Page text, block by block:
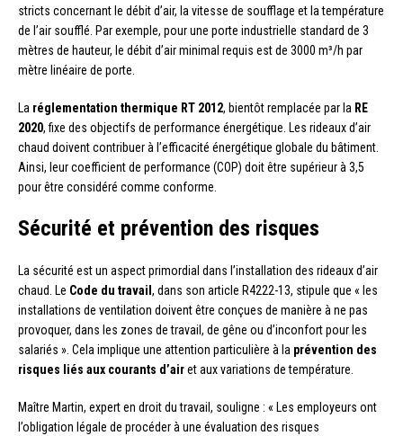
stricts concernant le débit d’air, la vitesse de soufflage et la température
de l’air soufflé. Par exemple, pour une porte industrielle standard de 3
mètres de hauteur, le débit d’air minimal requis est de 3000 m³/h par
mètre linéaire de porte.
La réglementation thermique RT 2012, bientôt remplacée par la RE
2020, fixe des objectifs de performance énergétique. Les rideaux d’air
chaud doivent contribuer à l’efficacité énergétique globale du bâtiment.
Ainsi, leur coefficient de performance (COP) doit être supérieur à 3,5
pour être considéré comme conforme.
Sécurité et prévention des risques
La sécurité est un aspect primordial dans l’installation des rideaux d’air
chaud. Le Code du travail , dans son article R4222-13, stipule que « les
installations de ventilation doivent être conçues de manière à ne pas
provoquer, dans les zones de travail, de gêne ou d’inconfort pour les
salariés ». Cela implique une attention particulière à la prévention des
risques liés aux courants d’airet aux variations de température.
Maître Martin, expert en droit du travail, souligne : « Les employeurs ont
l’obligation légale de procéder à une évaluation des risques